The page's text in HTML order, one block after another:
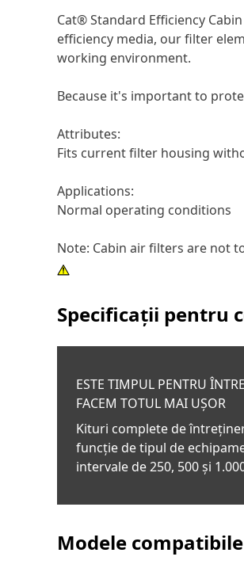
Cat® Standard Efficiency
efficiency media, our filter
working environment.
Because it's important to
Attributes:
Fits current filter housing
Applications:
Normal operating conditions
Note: Cabin air filters are not
Specificații pentru
ESTE TIMPUL PENTRU
FACEM TOTUL MAI UȘOR
Kituri complete de
funcție de tipul de
intervale de 250, 500 și
Modele